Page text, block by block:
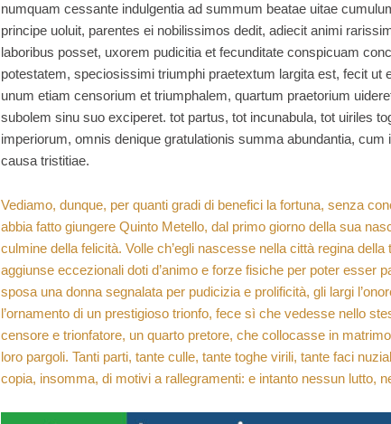
numquam cessante indulgentia ad summum beatae uitae
principe uoluit, parentes ei nobilissimos dedit, adiecit animi
laboribus posset, uxorem pudicitia et fecunditate conspicuam
potestatem, speciosissimi triumphi praetextum largita est, fecit ut
unum etiam censorium et triumphalem, quartum praetorium
subolem sinu suo exciperet. tot partus, tot incunabula, tot uiriles
imperiorum, omnis denique gratulationis summa abundantia,
causa tristitiae.
Vediamo, dunque, per quanti gradi di benefici la fortuna, senza
abbia fatto giungere Quinto Metello, dal primo giorno della sua
culmine della felicità. Volle ch’egli nascesse nella città regina
aggiunse eccezionali doti d’animo e forze fisiche per poter esser
sposa una donna segnalata per pudicizia e prolificità, gli largi
l’ornamento di un prestigioso trionfo, fece sì che vedesse nello
censore e trionfatore, un quarto pretore, che collocasse in
loro pargoli. Tanti parti, tante culle, tante toghe virili, tante faci
copia, insomma, di motivi a rallegramenti: e intanto nessun lutto,